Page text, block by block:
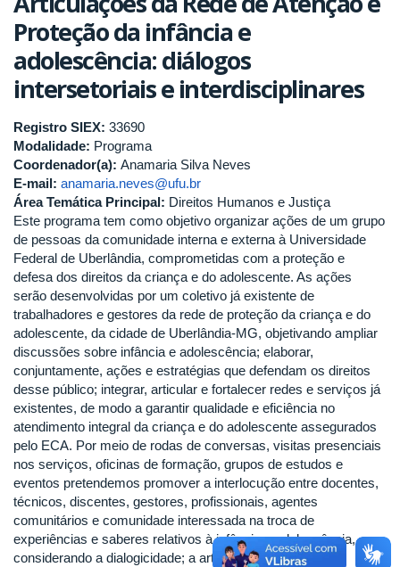
Proteção da infância e
adolescência: diálogos
intersetoriais e interdisciplinares
Registro SIEX: 33690
Modalidade: Programa
Coordenador(a): Anamaria Silva Neves
E-mail: anamaria.neves@ufu.br
Área Temática Principal: Direitos Humanos e Justiça
Este programa tem como objetivo organizar ações de um grupo
de pessoas da comunidade interna e externa à Universidade
Federal de Uberlândia, comprometidas com a proteção e
defesa dos direitos da criança e do adolescente. As ações
serão desenvolvidas por um coletivo já existente de
trabalhadores e gestores da rede de proteção da criança e do
adolescente, da cidade de Uberlândia-MG, objetivando ampliar
discussões sobre infância e adolescência; elaborar,
conjuntamente, ações e estratégias que defendam os direitos
desse público; integrar, articular e fortalecer redes e serviços já
existentes, de modo a garantir qualidade e eficiência no
atendimento integral da criança e do adolescente assegurados
pelo ECA. Por meio de rodas de conversas, visitas presenciais
nos serviços, oficinas de formação, grupos de estudos e
eventos pretendemos promover a interlocução entre docentes,
técnicos, discentes, gestores, profissionais, agentes
comunitários e comunidade interessada na troca de
experiências e saberes relativos à infância e adolescência,
considerando a dialogicidade; a articulação entre ensino-